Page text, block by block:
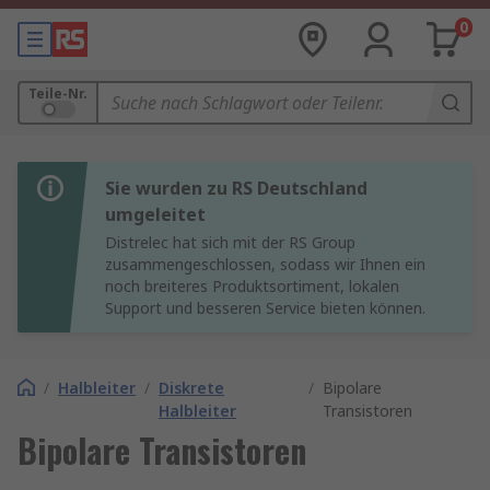
0
Teile-Nr.
Sie wurden zu RS Deutschland
umgeleitet
Distrelec hat sich mit der RS Group
zusammengeschlossen, sodass wir Ihnen ein
noch breiteres Produktsortiment, lokalen
Support und besseren Service bieten können.
/ Halbleiter / Diskrete
Halbleiter
/ Bipolare
Transistoren
Bipolare Transistoren